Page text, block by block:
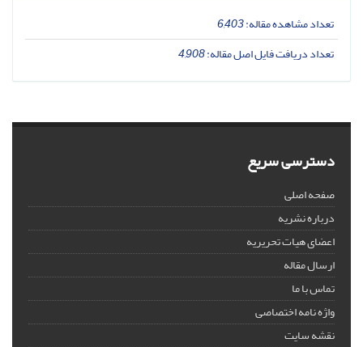
تعداد مشاهده مقاله:6,403
تعداد دریافت فایل اصل مقاله:4,908
دسترسی سریع
صفحه اصلی
درباره نشریه
اعضای هیات تحریریه
ارسال مقاله
تماس با ما
واژه نامه اختصاصی
نقشه سایت